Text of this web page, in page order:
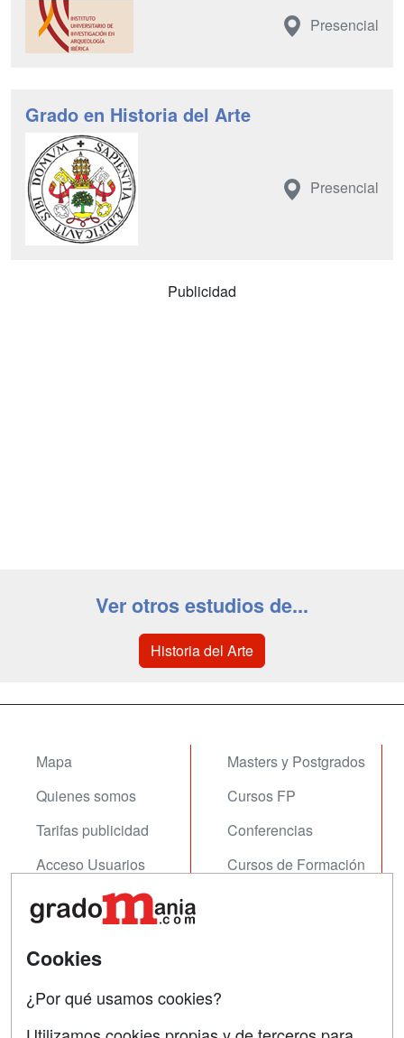
Presencial
Grado en Historia del Arte
Presencial
Publicidad
Ver otros estudios de...
Historia del Arte
Mapa
Quienes somos
Tarifas publicidad
Acceso Usuarios
Acceso Centros
Masters y Postgrados
Cursos FP
Conferencias
Cursos de Formación
Contactar
Cookies
¿Por qué usamos cookies?